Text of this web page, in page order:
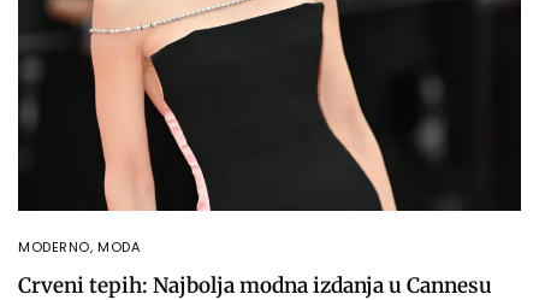
MODERNO, MODA
Crveni tepih: Najbolja modna izdanja u Cannesu